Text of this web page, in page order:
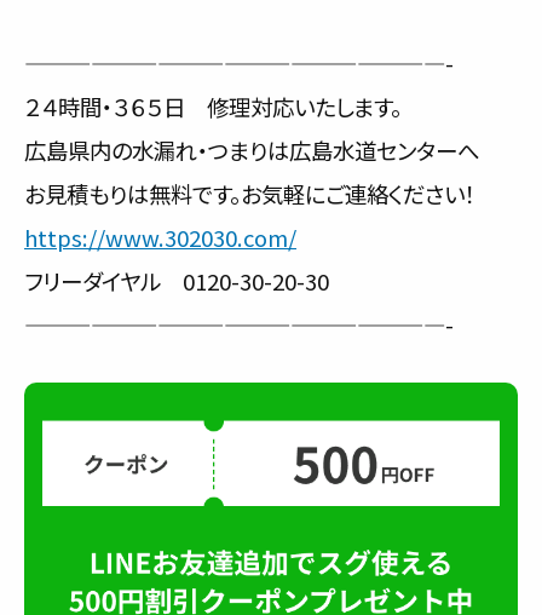
———————————————————-
２４時間・３６５日 修理対応いたします。
広島県内の水漏れ・つまりは広島水道センターへ
お見積もりは無料です。お気軽にご連絡ください！
https://www.302030.com/
フリーダイヤル 0120-30-20-30
———————————————————-